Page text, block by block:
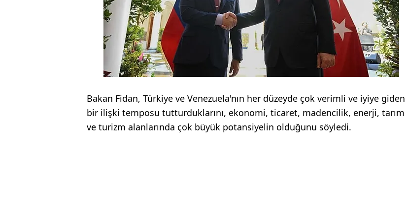
Bakan Fidan, Türkiye ve Venezuela'nın her düzeyde çok verimli ve iyiye giden
bir ilişki temposu tutturduklarını, ekonomi, ticaret, madencilik, enerji, tarım
ve turizm alanlarında çok büyük potansiyelin olduğunu söyledi.